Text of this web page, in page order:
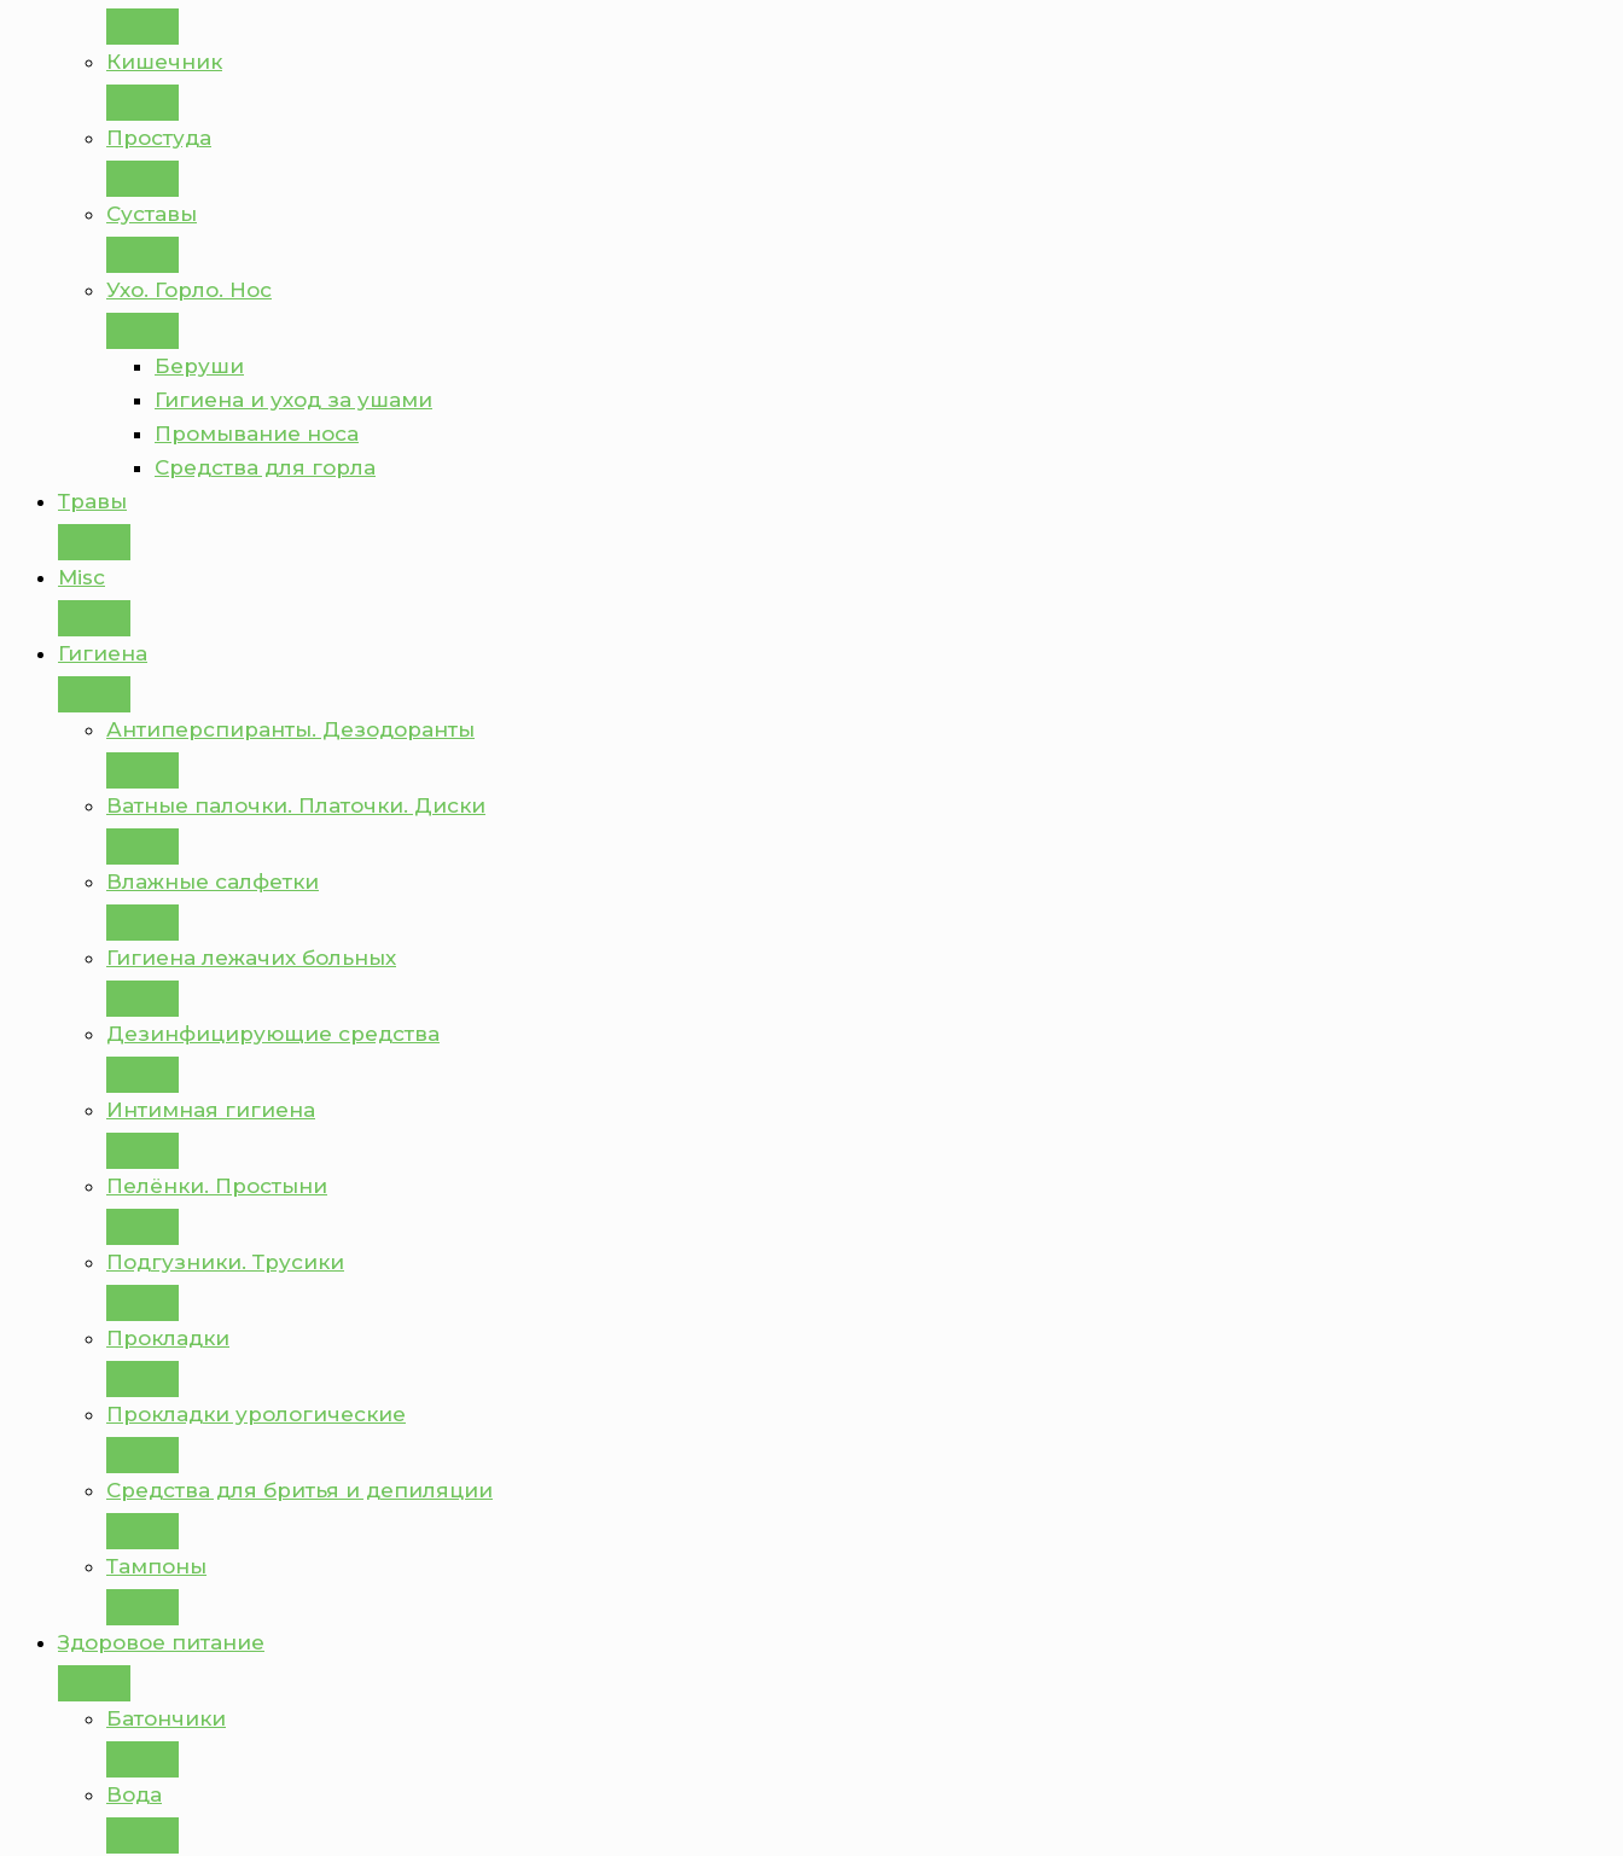
Кишечник
Простуда
Суставы
Ухо. Горло. Нос
Беруши
Гигиена и уход за ушами
Промывание носа
Средства для горла
Травы
Misc
Гигиена
Антиперспиранты. Дезодоранты
Ватные палочки. Платочки. Диски
Влажные салфетки
Гигиена лежачих больных
Дезинфицирующие средства
Интимная гигиена
Пелёнки. Простыни
Подгузники. Трусики
Прокладки
Прокладки урологические
Средства для бритья и депиляции
Тампоны
Здоровое питание
Батончики
Вода